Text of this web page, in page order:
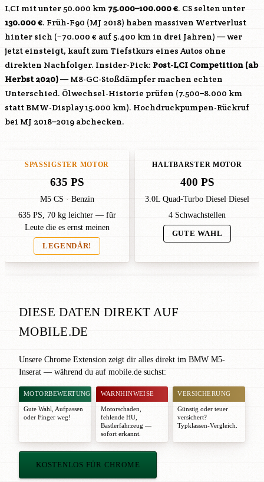
LCI mit unter 50.000 km 75.000–100.000 €. CS selten unter
130.000 €. Früh-F90 (MJ 2018) haben massiven Wertverlust
hinter sich (−70.000 € auf 5.400 km in drei Jahren) — wer
jetzt einsteigt, kauft zum Tiefstkurs eines Autos ohne
direkten Nachfolger. Insider-Pick: Post-LCI Competition (ab
Herbst 2020)— M8-GC-Stoßdämpfer machen echten
Unterschied. Ölwechsel-Historie prüfen (7.500–8.000 km
statt BMW-Display 15.000 km). Hochdruckpumpen-Rückruf
bei MJ 2018–2019 abchecken.
SPASSIGSTER MOTOR
635 PS
M5 CS · Benzin
635 PS, 70 kg leichter — für
Leute die es ernst meinen
LEGENDÄR!
HALTBARSTER MOTOR
400 PS
3.0L Quad-Turbo Diesel Diesel
4 Schwachstellen
GUTE WAHL
DIESE DATEN DIREKT AUF
MOBILE.DE
Unsere Chrome Extension zeigt dir alles direkt im BMW M5-
Inserat — während du auf mobile.de suchst:
MOTORBEWERTUNG
Gute Wahl
Aufpassen
oder Finger weg!
WARNHINWEISE
Motorschaden,
fehlende HU,
Bastlerfahrzeug —
sofort erkannt.
VERSICHERUNG
Günstig oder teuer
versichert?
Typklassen-Vergleich.
KOSTENLOS FÜR CHROME